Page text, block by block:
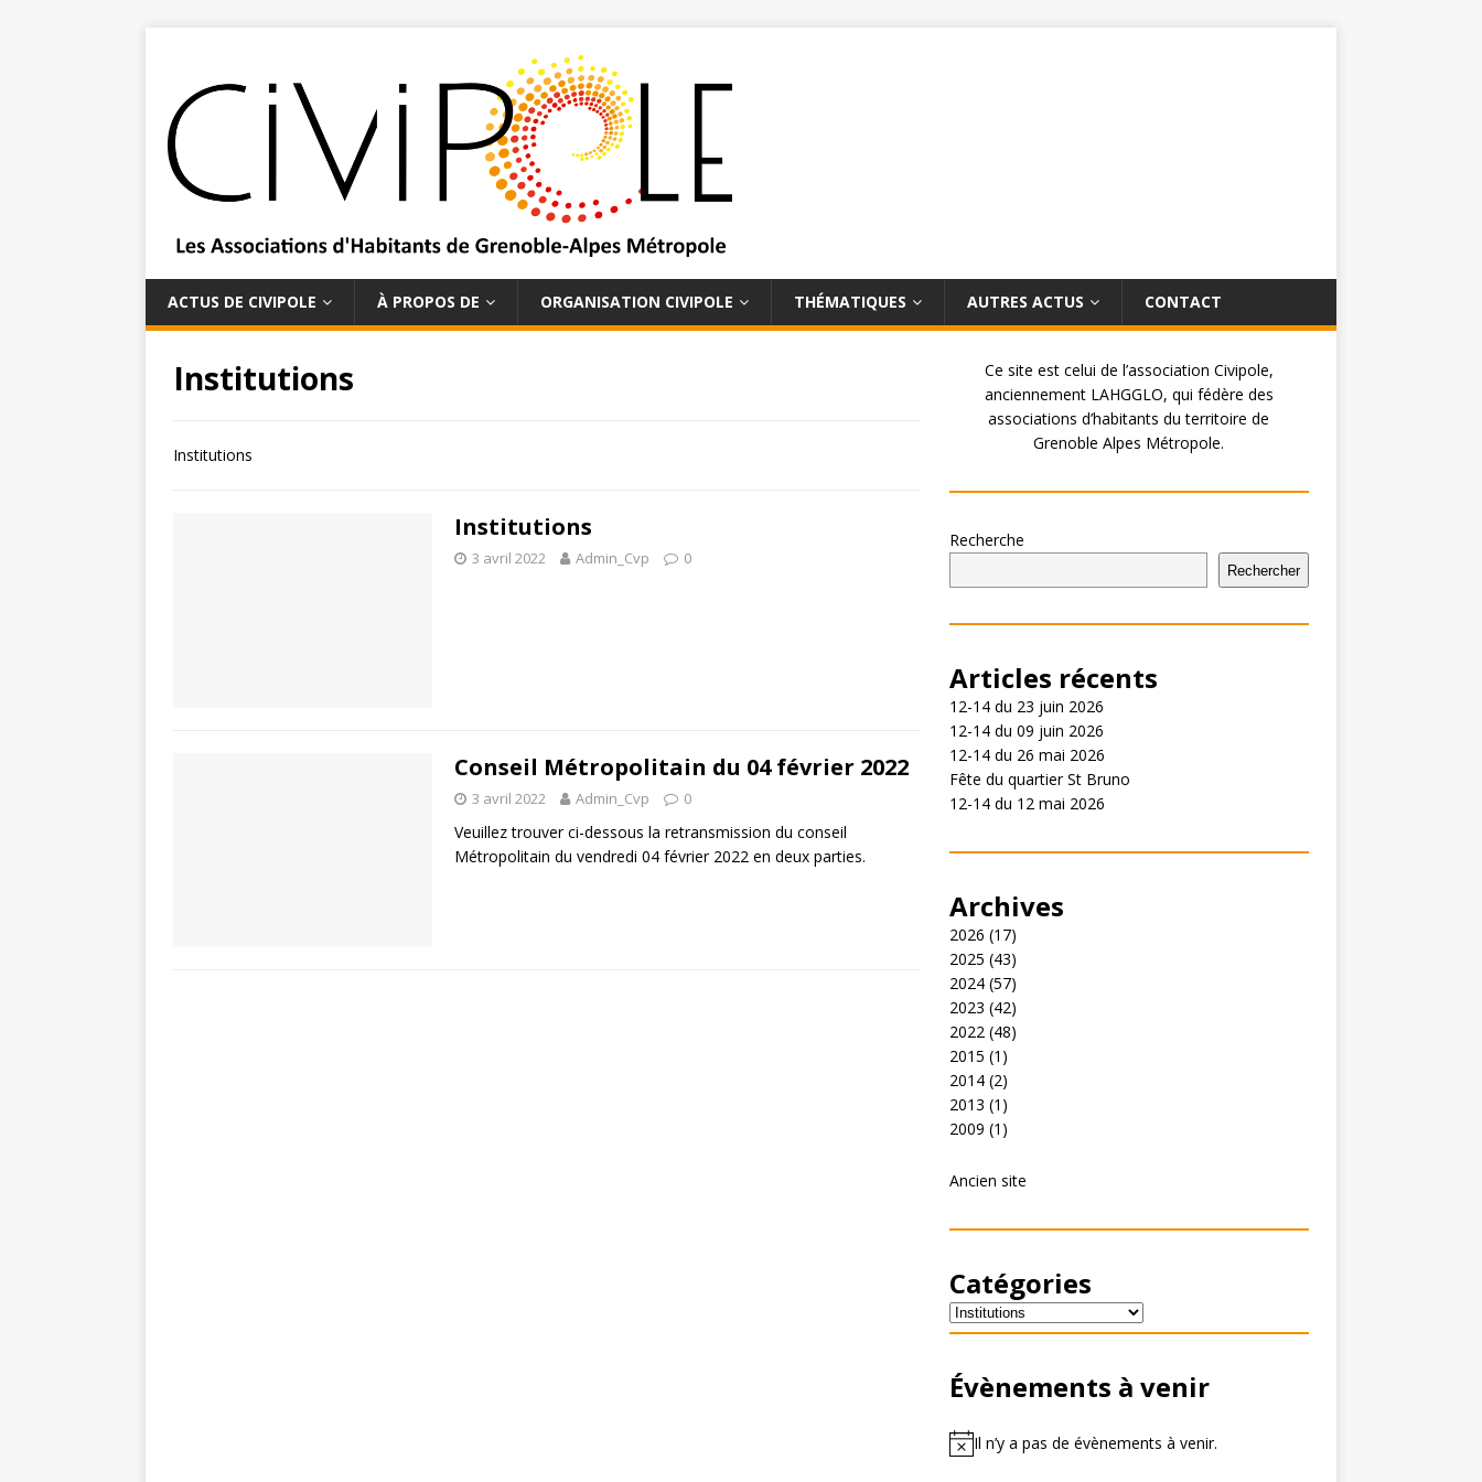
ACTUS DE CIVIPOLE À PROPOS DE ORGANISATION CIVIPOLE THÉMATIQUES AUTRES ACTUS CONTACT
Institutions
Institutions
Institutions
3 avril 2022 Admin_Cvp 0
Conseil Métropolitain du 04 février 2022
3 avril 2022 Admin_Cvp 0
Veuillez trouver ci-dessous la retransmission du conseil
Métropolitain du vendredi 04 février 2022 en deux parties.
Ce site est celui de l’association Civipole,
anciennement LAHGGLO, qui fédère des
associations d’habitants du territoire de
Grenoble Alpes Métropole.
Recherche
Rechercher
Articles récents
12-14 du 23 juin 2026
12-14 du 09 juin 2026
12-14 du 26 mai 2026
Fête du quartier St Bruno
12-14 du 12 mai 2026
Archives
2026 (17)
2025 (43)
2024(57)
2023 (42)
2022(48)
2015 (1)
2014(2)
2013 (1)
2009 (1)
Ancien site
Catégories
Évènements à venir
Il n’y a pas de évènements à venir.